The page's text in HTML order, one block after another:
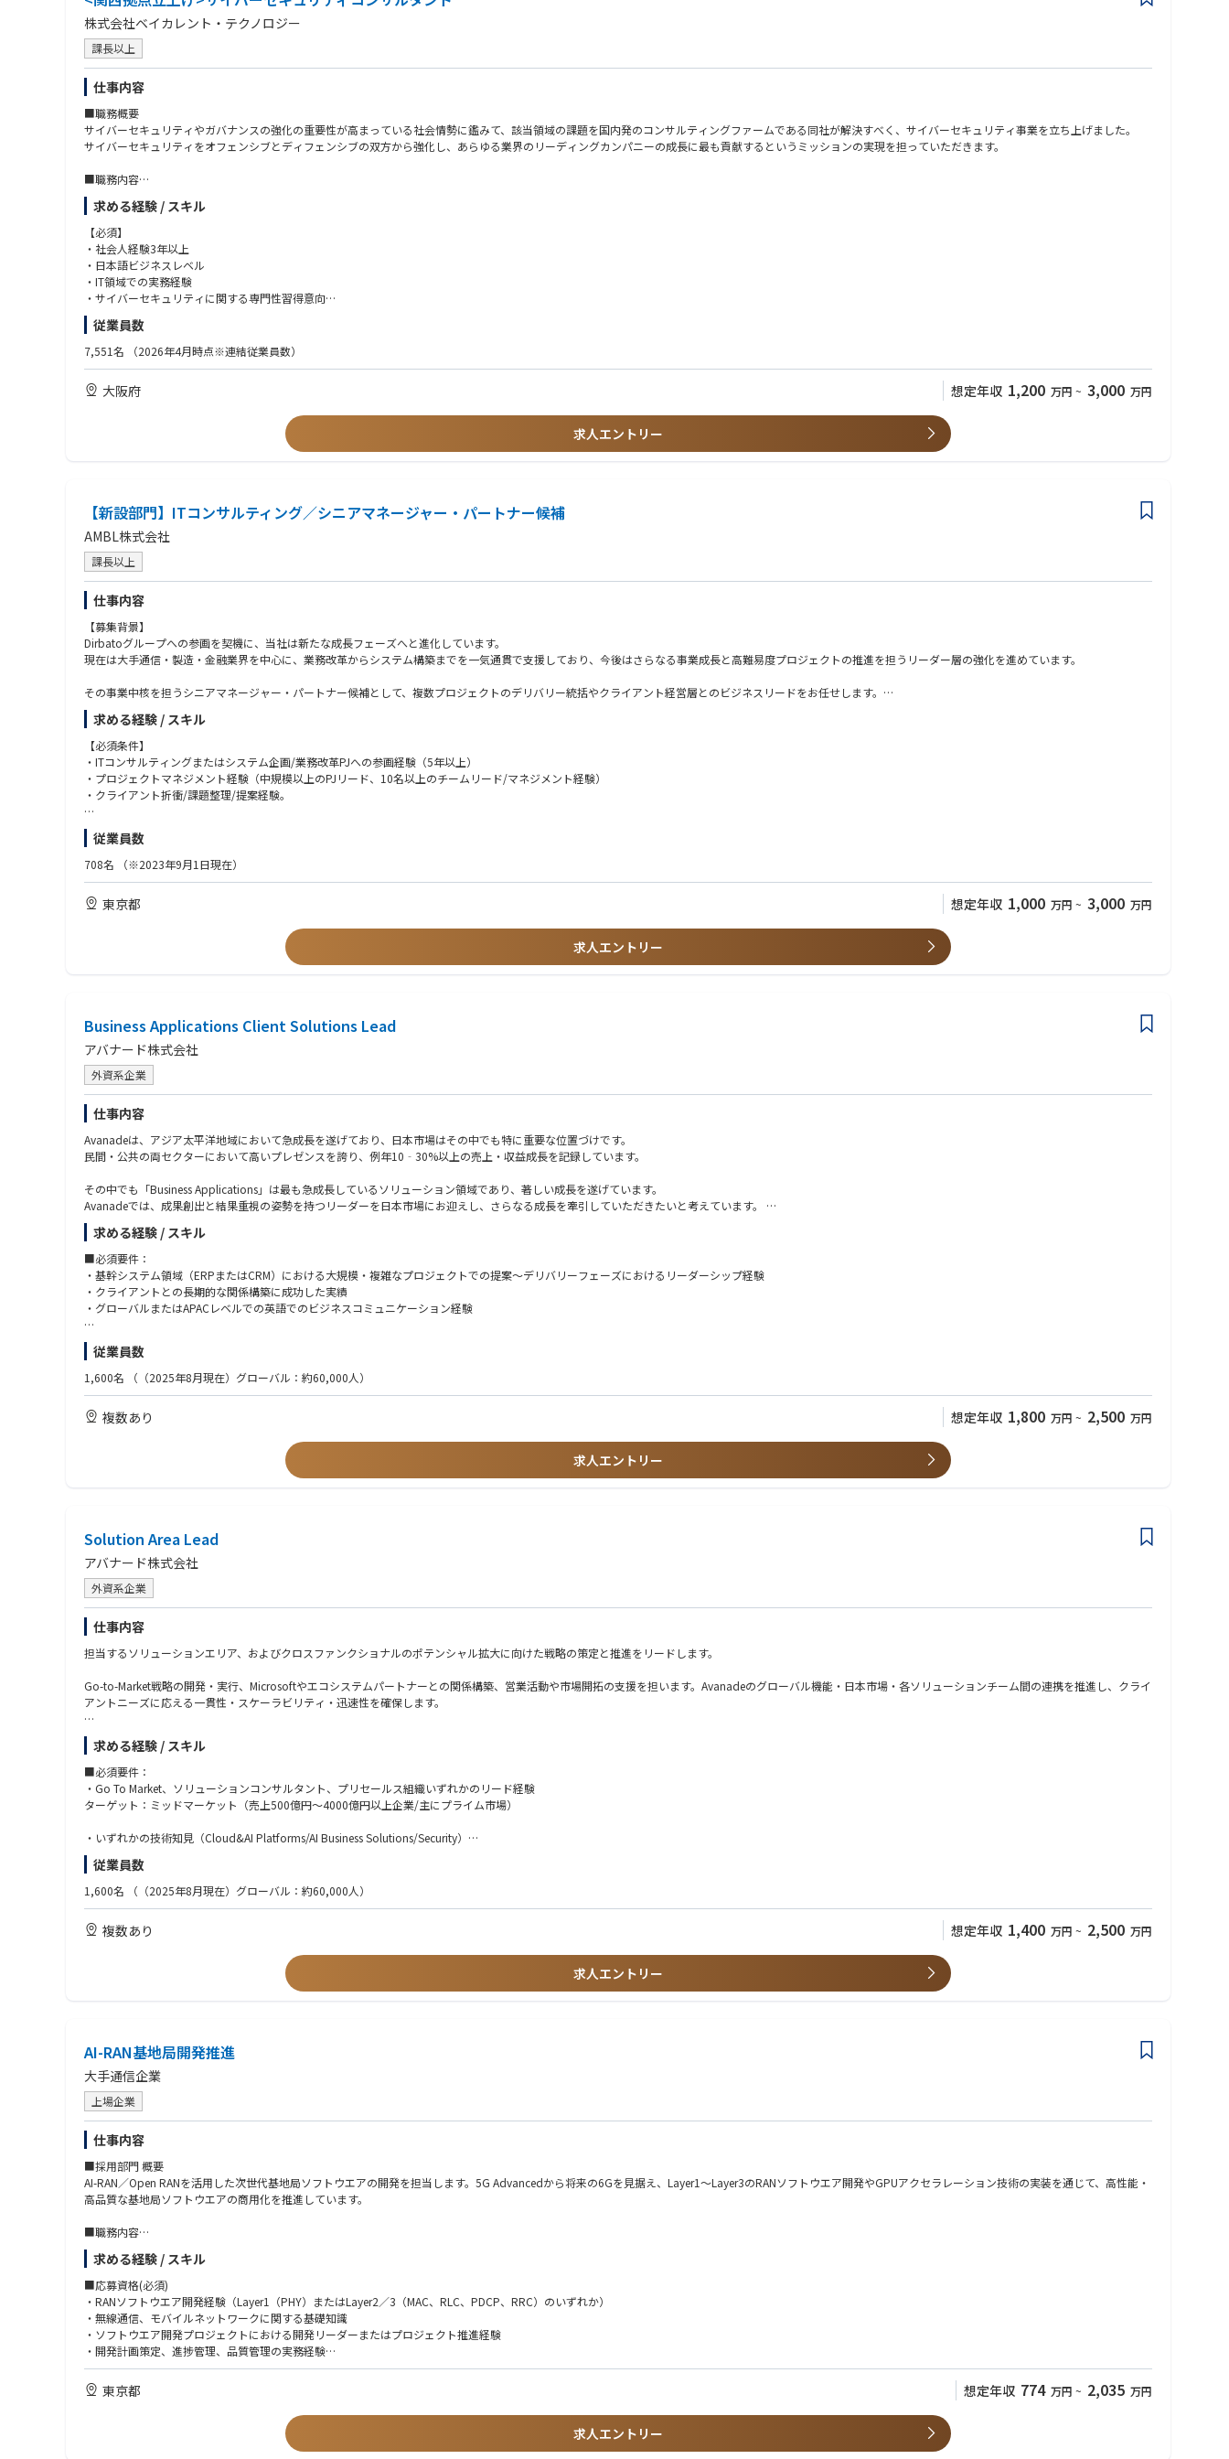
株式会社ベイカレント・テクノロジー
課長以上
仕事内容
■職務概要
サイバーセキュリティやガバナンスの強化の重要性が高まっている社会情勢に鑑みて、該当領域の課題を国内発のコンサルティングファームである同社が解決すべく、サイバーセキュリティ事業を立ち上げました。
サイバーセキュリティをオフェンシブとディフェンシブの双方から強化し、あらゆる業界のリーディングカンパニーの成長に最も貢献するというミッションの実現を担っていただきます。
■職務内容
クライアントが直面する、サイバーセキュリティに関するリスクの把握から戦略構築、実行支援までのご支援を一気通貫で行っていただきます。
■プロジェクト事例
リスク把握・評価：セキュリティ・リスクアセスメント、セキュリティリスクの可視化、脆弱性診断・ペネトレーションテスト・TLTP実施 等
セキュリティ戦略立案： セキュリティ高度化施策の企画、戦略実現ロードマップの策定 等
セキュリティ強化・運用・改善支援：セキュリティガバナンス強化、レッドチーム演習の実行、IR/CSIRT/SOC運用、ネットワーク・クラウド・OS・ミドルウェアセキュリティ設計支援 等
【現状の課題】
・攻撃の高度化・産業化：ランサムウェアやサプライチェーン攻撃、生成AIの悪用により攻撃は低コスト・高頻度化。単体製品では限界があり、侵入前提の検知・対応力が競争力を左右。
・クラウド前提で統制が不足：境界型防御だけでは不十分となり、ID/権限、ログ、設定不備を起点とするリスクが増大。技術とガバナンスの再設計が必要。
・人材不足と運用疲弊：アラート過多、ツール乱立、属人化でSOC運用が疲弊。プロセス・自動化・組織設計を含む運用モデル刷新が急務。
・侵入前提のレジリエンス設計：防御に加え、侵害時の判断・復旧・再発防止までをBCP/DRと統合。
求める経験 / スキル
【必須】
・社会人経験3年以上
・日本語ビジネスレベル
・IT領域での実務経験
・サイバーセキュリティに関する専門性習得意向
【歓迎】
・EH/CISSP/OSCP/OSWE/CRTO/GPEN/CCSP/
・CISA/CISM/CRISC 等情報セキュリティやITリスクマネジメントに関する資格保有
・サイバーセキュリティ戦略・ポリシー策定やガバナンス体制整備の支援経験
・セキュリティ製品の導入・運用経験、CSIRT/SOC業務の経験
従業員数
7,551名 （2026年4月時点※連結従業員数）
大阪府 想定年収 1,200 万円 ~ 3,000 万円
求人エントリー
【新設部門】ITコンサルティング／シニアマネージャー・パートナー候補
AMBL株式会社
課長以上
仕事内容
【募集背景】
Dirbatoグループへの参画を契機に、当社は新たな成長フェーズへと進化しています。
現在は大手通信・製造・金融業界を中心に、業務改革からシステム構築までを一気通貫で支援しており、今後はさらなる事業成長と高難易度プロジェクトの推進を担うリーダー層の強化を進めています。
その事業中核を担うシニアマネージャー・パートナー候補として、複数プロジェクトのデリバリー統括やクライアント経営層とのビジネスリードをお任せします。
HP掲載：https://www.ambl.co.jp/news/detail/20251023_36474/
【業務内容】
当社のITコンサルティング部門における事業戦略推進および組織マネジメントの中核を担います。
製造・金融・通信・不動産・建設業界などの大手企業を中心に、DX推進や業務変革PJを構想策定から実行・定着化まで一貫してリードし、経営層や事業部門と並走しながら、クライアント企業の中長期的な価値創出と
変革実現を支援いただきます。
▼主な業務内容
・複数DXプロジェクトのデリバリー統括および品質・収益管理
・クライアント経営層とのリレーション構築、提案活動や新規案件の創出
・他事業部との連携を通じた全社的なソリューション展開
・建設業界：AI技術を活用した業務高度化プロジェクト推進
・不動産業界：AI／DX戦略ロードマップ策定支援
・流通・小売業界：データ分析自動化およびプロンプト活用研修設計支援
・製薬・日用品業界：マーケティングデータ分析（GA活用）支援
▼本ポジションの魅力
・経営層直下の裁量と影響力
-部門横断での事業推進/組織戦略立案に関与でき、経営レイヤーと並走するポジションです。
・高難易度/大規模PJをリード
・組織成長を牽引するミッション
-マネージャー層を束ね、次世代リーダー育成やチーム拡大にも寄与できる環境です。
・多様な業界×技術領域へのアプローチ
-通信/製造/金融/小売など多様なクライアントを対象に、DX構想/AI/クラウドなど幅広いテーマを推進
求める経験 / スキル
【必須条件】
・ITコンサルティングまたはシステム企画/業務改革PJへの参画経験（5年以上）
・プロジェクトマネジメント経験（中規模以上のPJリード、10名以上のチームリード/マネジメント経験）
・クライアント折衝/課題整理/提案経験。
【歓迎条件】
・大規模プロジェクト（億単位／30名以上規模）の統括経験
・複数業界/複数領域でのPJ経験（PM/PMO）
・経営層/役員などのハイレイヤーとの折衝経験
・AI/クラウド/データ分析など先進技術を活用したPJ経験
・クライアントの成功と自社の成長を両立できるビジネスリーダー志向の方
・メンバーの育成/チーム成長に喜びを感じる方
従業員数
708名 （※2023年9月1日現在）
東京都 想定年収 1,000 万円 ~ 3,000 万円
求人エントリー
Business Applications Client Solutions Lead
アバナード株式会社
外資系企業
仕事内容
Avanadeは、アジア太平洋地域において急成長を遂げており、日本市場はその中でも特に重要な位置づけです。
民間・公共の両セクターにおいて高いプレゼンスを誇り、例年10‐30%以上の売上・収益成長を記録しています。
その中でも「Business Applications」は最も急成長しているソリューション領域であり、著しい成長を遂げています。
Avanadeでは、成果創出と結果重視の姿勢を持つリーダーを日本市場にお迎えし、さらなる成長を牽引していただきたいと考えています。
本ポジションは、日本市場におけるBusiness Applications領域の統括責任者として、以下のソリューションを対象に事業戦略の策定・実行を担っていただきます
・Dynamics 365 CE（CRM）および関連アプリケーション
・Dynamics 365 F&O（ERP）
・Power Platform
日本市場の営業・収益・財務目標の達成に向けた戦略立案と実行、品質管理、クライアント満足度の向上をリードしていただきます。
■主な業務内容
・戦略・事業開発
MicrosoftおよびAccenture Microsoft Business Groupとの連携によるGo-To-Market戦略の構築
エグゼクティブレベルでのクライアント対応と満足度向上
プロジェクトの成功事例の創出と展開
デリバリーリードとの連携による課題解決と成果最大化
・組織・人材開発
人材配置・育成戦略の立案と実行
マネージドサービスの拡大と長期的なクライアント関係の構築
求める経験 / スキル
■必須要件：
・基幹システム領域（ERPまたはCRM）における大規模・複雑なプロジェクトでの提案～デリバリーフェーズにおけるリーダーシップ経験
・クライアントとの長期的な関係構築に成功した実績
・グローバルまたはAPACレベルでの英語でのビジネスコミュニケーション経験
※Microsoft技術知見をお持ちでなくとも、オンプレミスのERP製品や他メジャーERPなど（SAP、ORACLE）の特性を正しく理解しつつ、「その上でなぜ MS Dynamics365 が最適なのか」を業務・基盤双方の観点から
語り、クライアントの経営・IT課題の本質に踏み込み価値を訴求できるタイプを求めています。
・Microsoft Dynamics ERP・CRMの導入経験
・MicrosoftやAccentureなどの大手パートナーとの協業経験
・組織およびビジネスのトランスフォーメーションのスピード感に応えられるタフさ、柔軟性の高さ
・業界でのプレゼンスを高めるための発信力に興味関心のある方
従業員数
1,600名 （（2025年8月現在）グローバル：約60,000人）
複数あり 想定年収 1,800 万円 ~ 2,500 万円
求人エントリー
Solution Area Lead
アバナード株式会社
外資系企業
仕事内容
担当するソリューションエリア、およびクロスファンクショナルのポテンシャル拡大に向けた戦略の策定と推進をリードします。
Go-to-Market戦略の開発・実行、Microsoftやエコシステムパートナーとの関係構築、営業活動や市場開拓の支援を担います。Avanadeのグローバル機能・日本市場・各ソリューションチーム間の連携を推進し、クライ
アントニーズに応える一貫性・スケーラビリティ・迅速性を確保します。
ソリューションエリアについて：
Cloud&AI Platforms/AI Business Solutions/Security
https://www.avanade.com/ja-jp/services/integrated-solutions
■主な業務内容
・各ソリューションエンジニア・クロスファンクショナルチームのリーダーシップと連携し、GTM戦略を策定・実行
・地域チームとの強固なネットワーク構築、ベストプラクティスや市場インサイトの収集
・GTM拡大に向けた投資計画の策定
・MicrosoftのSA・エリアリーダーとの関係構築・維持
・Microsoft製品ロードマップやキャンペーンとの連携、共同イニシアチブやコセールイベントの調整
・Microsoft営業リーダーとの四半期レビューを主導し、Microsoftリソースを活用した提案強化
・主要案件のエグゼクティブスポンサーとして参画、または新しいGTMを試すクライアントの担当
・外部市場の代表として、カンファレンス、アナリスト・メディア対応、クライアントイベントに参加
・Avanadeの市場メッセージングに協力し、戦略的案件のクライアントリファレンスを確保
社内連携とエネーブルメント
・APAC・セールス・グローバルプラクティス・マーケティング・ソリューションデリバリーなど各機能と連携し、GTM戦略の実行を支援
・新しいGTMイニシアチブのインキュベーションに参加し、トレンドやスケーリング可能な初期機能を特定
・プライシングやアセット開発を含むデリバリー戦略の改善に貢献
求める経験 / スキル
■必須要件：
・Go To Market、ソリューションコンサルタント、プリセールス組織いずれかのリード経験
ターゲット：ミッドマーケット（売上500億円～4000億円以上企業/主にプライム市場）
・いずれかの技術知見（Cloud&AI Platforms/AI Business Solutions/Security）
・テクノロジーを組み合わせたクロスセルおよびクロスファンクショナルな視点でのクライアントプロジェクトの経験
従業員数
1,600名 （（2025年8月現在）グローバル：約60,000人）
複数あり 想定年収 1,400 万円 ~ 2,500 万円
求人エントリー
AI-RAN基地局開発推進
大手通信企業
上場企業
仕事内容
■採用部門 概要
AI-RAN／Open RANを活用した次世代基地局ソフトウエアの開発を担当します。5G Advancedから将来の6Gを見据え、Layer1～Layer3のRANソフトウエア開発やGPUアクセラレーション技術の実装を通じて、高性能・
高品質な基地局ソフトウエアの商用化を推進しています。
■職務内容
【ミッション】
AI-RAN基地局開発を推進し、開発プロセスおよび開発体制の継続的な改善を通じて、5G Advancedおよび将来の6G時代を支える基地局ソフトウエアの商用化に貢献していただきます。
【主な業務】
・AI-RAN基地局開発の推進
・開発計画の策定および進捗・品質管理
・開発チーム横断での課題管理・推進
【具体的な業務】
・プロジェクト計画・マイルストーンの策定および進捗管理
・品質・生産性向上に向けた施策の企画・推進
求める経験 / スキル
■応募資格(必須)
・RANソフトウエア開発経験（Layer1（PHY）またはLayer2／3（MAC、RLC、PDCP、RRC）のいずれか）
・無線通信、モバイルネットワークに関する基礎知識
・ソフトウエア開発プロジェクトにおける開発リーダーまたはプロジェクト推進経験
・開発計画策定、進捗管理、品質管理の実務経験
■応募資格(歓迎)
・C／C++などを用いた組込み／通信ソフトウエア開発経験
・Open RAN、vRAN、AI-RANなど次世代RANアーキテクチャに関する知識・開発経験
・アジャイル開発、DevOpsに関する知識・実務経験
東京都 想定年収 774 万円 ~ 2,035 万円
求人エントリー